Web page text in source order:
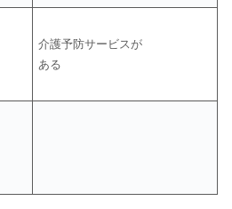
介護予防サービスが
ある